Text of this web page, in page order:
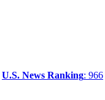
U.S. News Ranking: 966